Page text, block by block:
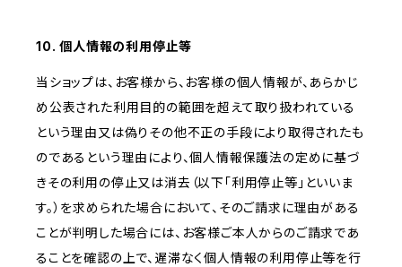
10. 個人情報の利用停止等
当ショップは、お客様から、お客様の個人情報が、あらかじ
め公表された利用目的の範囲を超えて取り扱われている
という理由又は偽りその他不正の手段により取得されたも
のであるという理由により、個人情報保護法の定めに基づ
きその利用の停止又は消去（以下「利用停止等」といいま
す。）を求められた場合において、そのご請求に理由がある
ことが判明した場合には、お客様ご本人からのご請求であ
ることを確認の上で、遅滞なく個人情報の利用停止等を行